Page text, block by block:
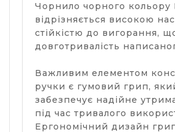
Чорнило чорного кольору
відрізняється високою
стійкістю до вигорання,
довготривалість
Важливим елементом
ручки є гумовий грип,
забезпечує надійне
під час тривалого
Ергономічний дизайн